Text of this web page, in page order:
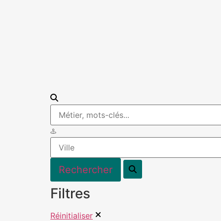
Filtres
Réinitialiser